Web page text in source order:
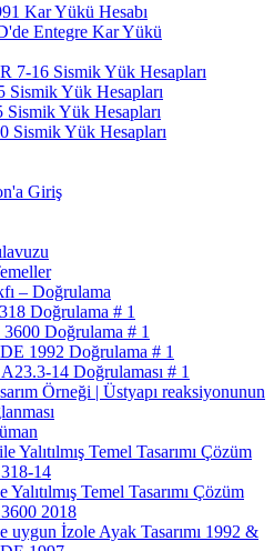
Kar Yükü Hesabı
Entegre Kar Yükü
7-16 Sismik Yük Hesapları
Sismik Yük Hesapları
Sismik Yük Hesapları
Sismik Yük Hesapları
Giriş
– Doğrulama
Doğrulama # 1
Doğrulama # 1
1992 Doğrulama # 1
14 Doğrulaması # 1
Örneği | Üstyapı reaksiyonunun
Yalıtılmış Temel Tasarımı Çözüm
14
Yalıtılmış Temel Tasarımı Çözüm
2018
uygun İzole Ayak Tasarımı 1992 &